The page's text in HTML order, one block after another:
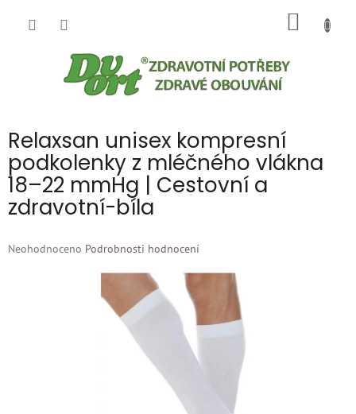
Relaxsan unisex kompresní
podkolenky z mléčného vlákna
18–22 mmHg | Cestovní a
zdravotní-bíla
Průměrné
Neohodnoceno Podrobnosti hodnocení